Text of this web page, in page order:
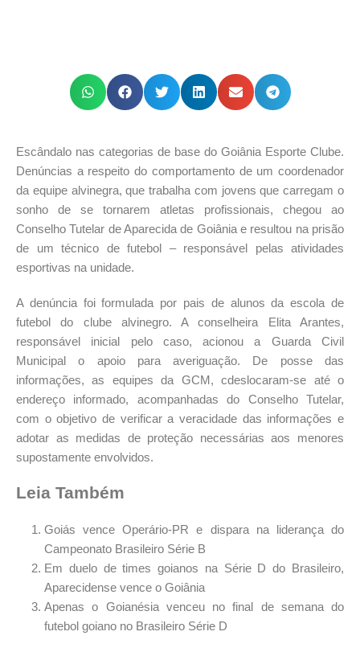
Escândalo nas categorias de base do Goiânia Esporte Clube.
Denúncias a respeito do comportamento de um coordenador
da equipe alvinegra, que trabalha com jovens que carregam o
sonho de se tornarem atletas profissionais, chegou ao
Conselho Tutelar de Aparecida de Goiânia e resultou na prisão
de um técnico de futebol – responsável pelas atividades
esportivas na unidade.
A denúncia foi formulada por pais de alunos da escola de
futebol do clube alvinegro. A conselheira Elita Arantes,
responsável inicial pelo caso, acionou a Guarda Civil
Municipal o apoio para averiguação. De posse das
informações, as equipes da GCM, cdeslocaram-se até o
endereço informado, acompanhadas do Conselho Tutelar,
com o objetivo de verificar a veracidade das informações e
adotar as medidas de proteção necessárias aos menores
supostamente envolvidos.
Leia Também
Goiás vence Operário-PR e dispara na liderança do
Campeonato Brasileiro Série B
Em duelo de times goianos na Série D do Brasileiro,
Aparecidense vence o Goiânia
Apenas o Goianésia venceu no final de semana do
futebol goiano no Brasileiro Série D